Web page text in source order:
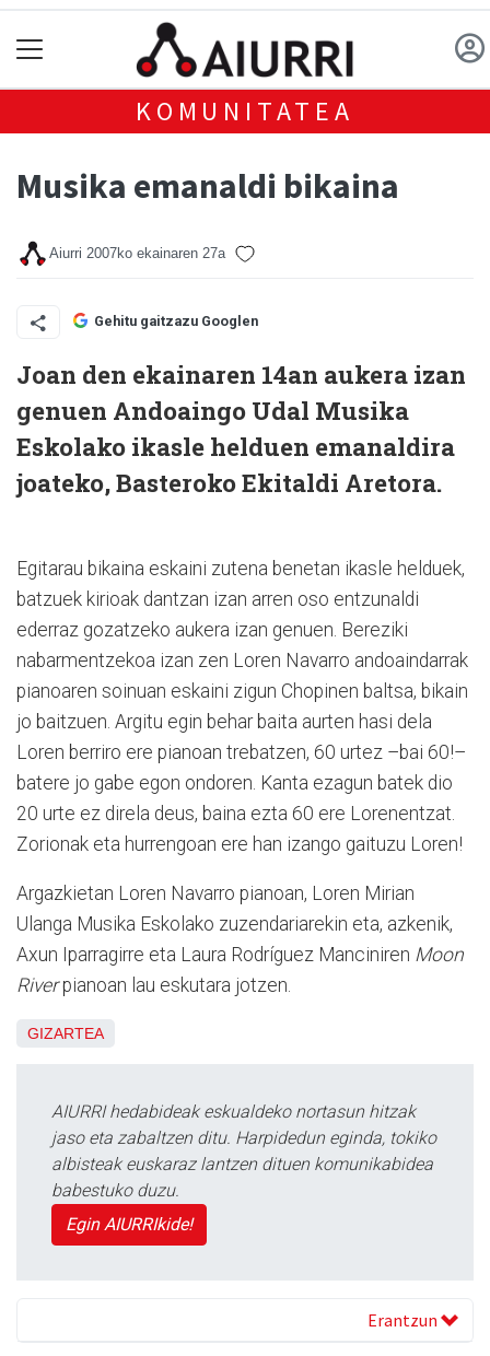
KOMUNITATEA
Musika emanaldi bikaina
Aiurri 2007ko ekainaren 27a
Gehitu gaitzazu Googlen
Joan den ekainaren 14an aukera izan
genuen Andoaingo Udal Musika
Eskolako ikasle helduen emanaldira
joateko, Basteroko Ekitaldi Aretora.
Egitarau bikaina eskaini zutena benetan ikasle helduek,
batzuek kirioak dantzan izan arren oso entzunaldi
ederraz gozatzeko aukera izan genuen. Bereziki
nabarmentzekoa izan zen Loren Navarro andoaindarrak
pianoaren soinuan eskaini zigun Chopinen baltsa, bikain
jo baitzuen. Argitu egin behar baita aurten hasi dela
Loren berriro ere pianoan trebatzen, 60 urtez –bai 60!–
batere jo gabe egon ondoren. Kanta ezagun batek dio
20 urte ez direla deus, baina ezta 60 ere Lorenentzat.
Zorionak eta hurrengoan ere han izango gaituzu Loren!
Argazkietan Loren Navarro pianoan, Loren Mirian
Ulanga Musika Eskolako zuzendariarekin eta, azkenik,
Axun Iparragirre eta Laura Rodríguez Manciniren Moon
Riverpianoan lau eskutara jotzen.
GIZARTEA
AIURRI hedabideak eskualdeko nortasun hitzak
jaso eta zabaltzen ditu. Harpidedun eginda, tokiko
albisteak euskaraz lantzen dituen komunikabidea
babestuko duzu.
Egin AIURRIkide!
Erantzun